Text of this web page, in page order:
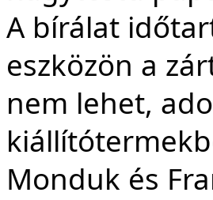
A bírálat
eszközön a
nem lehet,
Monduk és